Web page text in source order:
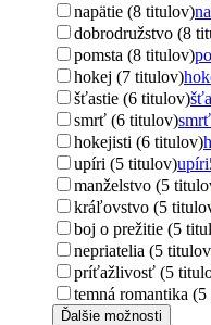
napätie (8 titulov)
dobrodružstvo (8
pomsta (8 titulov)
hokej (7 titulov)
šťastie (6 titulov)
smrť (6 titulov)smrť
hokejisti (6 titulov)
upíri (5 titulov)upíri
manželstvo (5
kráľovstvo (5
boj o prežitie (5
nepriatelia (5
príťažlivosť (5
temná romantika
Ďalšie možnosti